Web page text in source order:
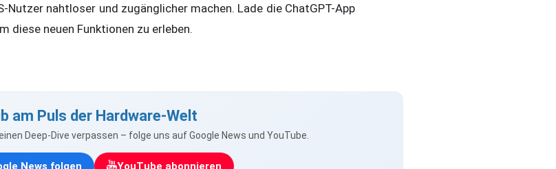
nahtloser und zugänglicher machen. Lade die ChatGPT-App
diese neuen Funktionen zu erleben.
am Puls der Hardware-Welt
Deep-Dive verpassen – folge uns auf Google News und YouTube.
News folgen YouTube abonnieren